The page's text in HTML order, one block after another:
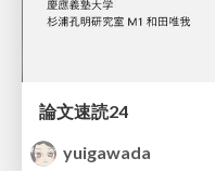
論文速読24
yuigawada